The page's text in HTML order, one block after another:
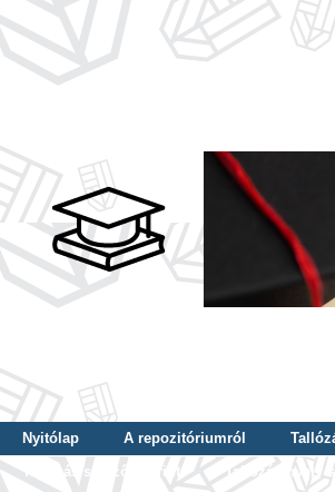
Nyitólap A repozitóriumról
Tallózás szerző szerint
Tallózás nyelv